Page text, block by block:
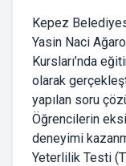
Kepez
Yasin Naci
Kursları’nda
olarak
yapılan soru
Öğrencilerin
deneyimi
Yeterlilik Testi